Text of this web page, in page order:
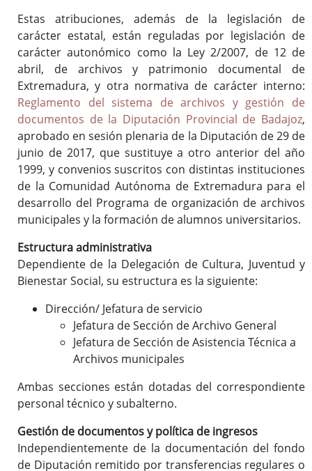
Estas atribuciones, además de la legislación de
carácter estatal, están reguladas por legislación de
carácter autonómico como la Ley 2/2007, de 12 de
abril, de archivos y patrimonio documental de
Extremadura, y otra normativa de carácter interno:
Reglamento del sistema de archivos y gestión de
documentos de la Diputación Provincial de Badajoz,
aprobado en sesión plenaria de la Diputación de 29 de
junio de 2017, que sustituye a otro anterior del año
1999, y convenios suscritos con distintas instituciones
de la Comunidad Autónoma de Extremadura para el
desarrollo del Programa de organización de archivos
municipales y la formación de alumnos universitarios.
Estructura administrativa
Dependiente de la Delegación de Cultura, Juventud y
Bienestar Social, su estructura es la siguiente:
Dirección/ Jefatura de servicio
Jefatura de Sección de Archivo General
Jefatura de Sección de Asistencia Técnica a
Archivos municipales
Ambas secciones están dotadas del correspondiente
personal técnico y subalterno.
Gestión de documentos y política de ingresos
Independientemente de la documentación del fondo
de Diputación remitido por transferencias regulares o